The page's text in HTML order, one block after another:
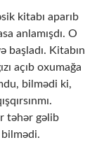
kitabı aparıb
anlamışdı. O
başladı. Kitabın
açıb oxumağa
bilmədi ki,
təhər gəlib